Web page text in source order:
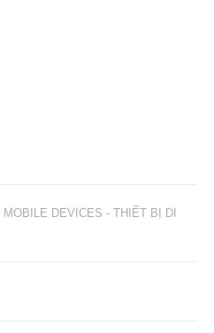
MOBILE DEVICES - THIẾT BỊ DI